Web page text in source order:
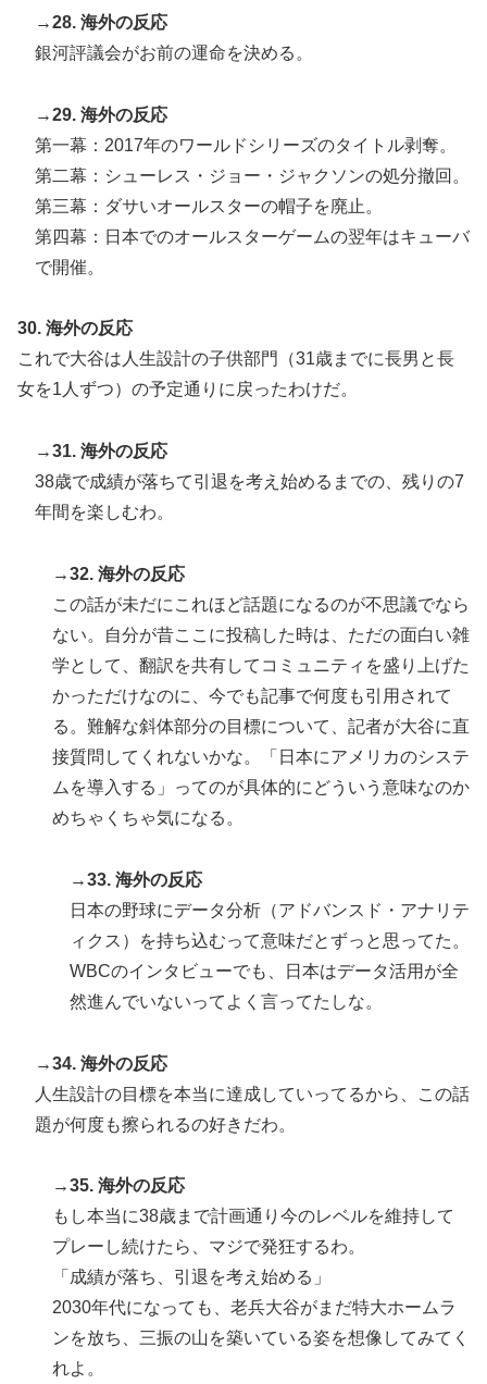
→28. 海外の反応
銀河評議会がお前の運命を決める。
→29. 海外の反応
第一幕：2017年のワールドシリーズのタイトル剥奪。
第二幕：シューレス・ジョー・ジャクソンの処分撤回。
第三幕：ダサいオールスターの帽子を廃止。
第四幕：日本でのオールスターゲームの翌年はキューバ
で開催。
30. 海外の反応
これで大谷は人生設計の子供部門（31歳までに長男と長
女を1人ずつ）の予定通りに戻ったわけだ。
→31. 海外の反応
38歳で成績が落ちて引退を考え始めるまでの、残りの7
年間を楽しむわ。
→32. 海外の反応
この話が未だにこれほど話題になるのが不思議でなら
ない。自分が昔ここに投稿した時は、ただの面白い雑
学として、翻訳を共有してコミュニティを盛り上げた
かっただけなのに、今でも記事で何度も引用されて
る。難解な斜体部分の目標について、記者が大谷に直
接質問してくれないかな。「日本にアメリカのシステ
ムを導入する」ってのが具体的にどういう意味なのか
めちゃくちゃ気になる。
→33. 海外の反応
日本の野球にデータ分析（アドバンスド・アナリテ
ィクス）を持ち込むって意味だとずっと思ってた。
WBCのインタビューでも、日本はデータ活用が全
然進んでいないってよく言ってたしな。
→34. 海外の反応
人生設計の目標を本当に達成していってるから、この話
題が何度も擦られるの好きだわ。
→35. 海外の反応
もし本当に38歳まで計画通り今のレベルを維持して
プレーし続けたら、マジで発狂するわ。
「成績が落ち、引退を考え始める」
2030年代になっても、老兵大谷がまだ特大ホームラ
ンを放ち、三振の山を築いている姿を想像してみてく
れよ。